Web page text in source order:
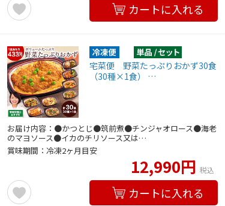
カートに入れる
宅菜便 野菜たっぷりおかず30食
（30種×1食） …
お届け内容：●かつとじ●筑前煮●チンジャオロース●海老
のマヨソース●イカのチリソース又は…
賞味期間：冷凍2ヶ月目安
12,990円 税込
カートに入れる